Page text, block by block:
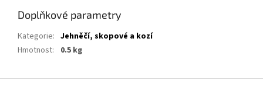
Doplňkové parametry
Kategorie: Jehněčí, skopové a kozí
Hmotnost: 0.5 kg